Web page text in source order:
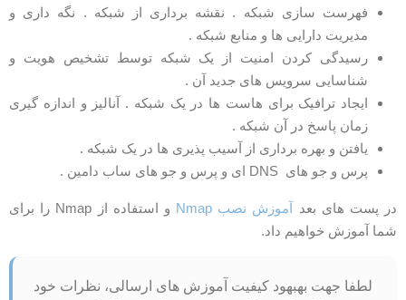
فهرست سازی شبکه . نقشه برداری از شبکه . نگه داری و
مدیریت دارایی ها و منابع شبکه .
رسیدگی کردن امنیت از یک شبکه توسط تشخیص هویت و
شناسایی سرویس های جدید آن .
ایجاد ترافیک برای هاست ها در یک شبکه . آنالیز و اندازه گیری
زمان پاسخ در آن شبکه .
یافتن و بهره برداری از آسیب پذیری ها در یک شبکه .
پرس و جو های DNS ای و پرس و جو های ساب دامین .
پست های بعدآموزش نصب Nmap
و استفاده از Nmap را برای
آموزش خواهیم داد.
لطفا جهت بهبهود کیفیت آموزش های ارسالی، نظرات خود